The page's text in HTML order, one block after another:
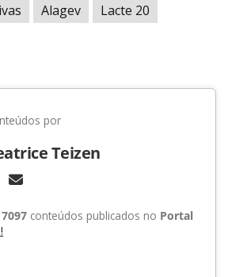
Alagev
Lacte 20
por
Teizen
7097 conteúdos publicados no Portal